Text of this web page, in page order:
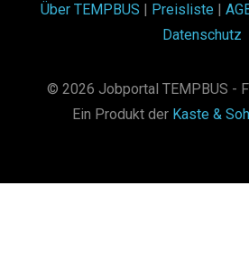
Über TEMPBUS Preisliste |
Datenschutz
© 2026 Jobportal TEMPBUS -
Ein Produkt der Kaste &